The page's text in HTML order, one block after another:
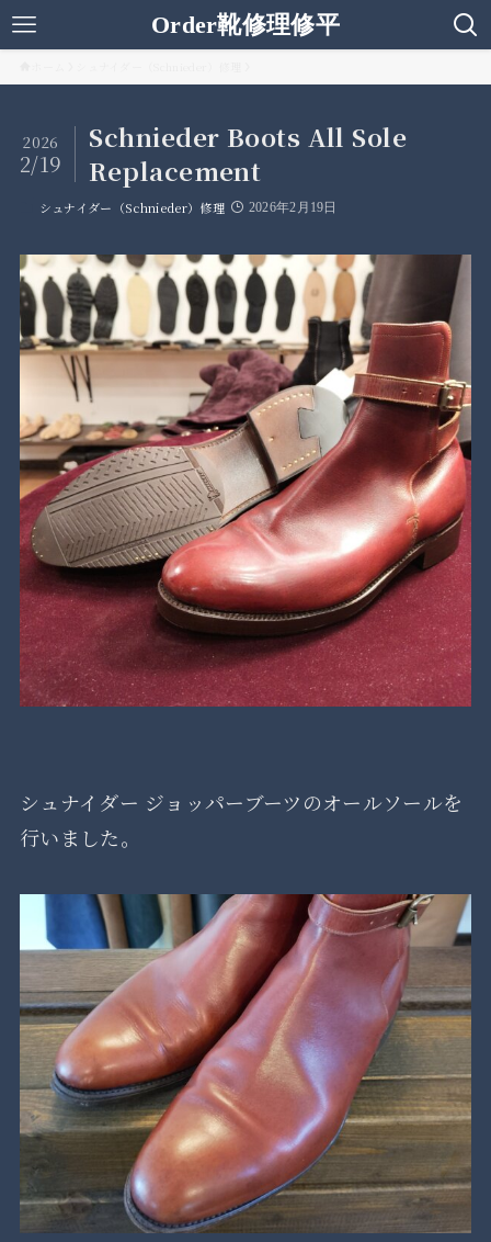
Order靴修理修平
Schnieder Boots All Sole
Replacement
2026
2/19
シュナイダー（Schnieder）修理 2026年2月19日
シュナイダー ジョッパーブーツのオールソールを
行いました。